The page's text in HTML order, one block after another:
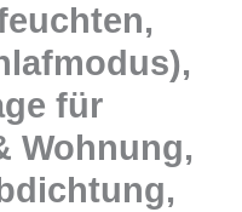
für
Wohnung,